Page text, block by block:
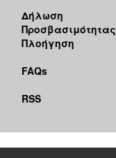
Δήλωση
Προσβασιμότητας
Πλοήγηση
FAQs
RSS